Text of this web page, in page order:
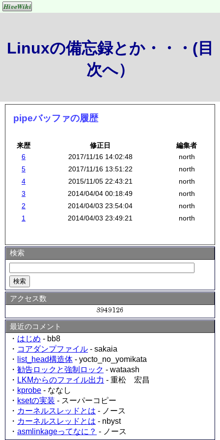
Linuxの備忘録とか・・・(目
次へ）
pipeバッファの履歴
来歴 修正日
編集者
6
2017/11/16 14:02:48
north
5
2017/11/16 13:51:22
north
4
2015/11/05 22:43:21
north
3
2014/04/04 00:18:49
north
2
2014/04/03 23:54:04
north
1
2014/04/03 23:49:21 north
検索
アクセス数
最近のコメント
・ はじめ - bb8
・ コアダンプファイル - sakaia
・
list_head構造体 - yocto_no_yomikata
・ 勧告ロックと強制ロック - wataash
・ LKMからのファイル出力 - 重松 宏昌
・ kprobe - ななし
・ ksetの実装 - スーパーコピー
・ カーネルスレッドとは - ノース
・ カーネルスレッドとは - nbyst
・ asmlinkageってなに？ - ノース